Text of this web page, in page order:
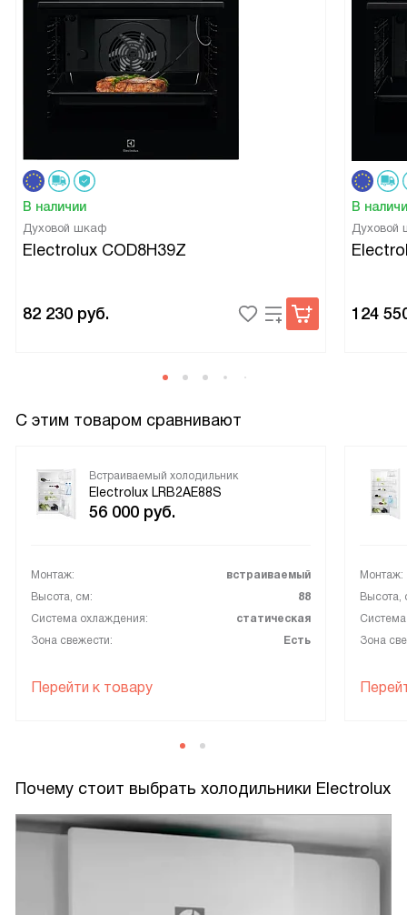
В наличии
Духовой шкаф
Electrolux COD8H39Z
82 230 руб.
В
Духовой
124
С этим товаром сравнивают
Встраиваемый холодильник
Electrolux LRB2AE88S
56 000 руб.
Монтаж:
встраиваемый
Высота, см:
88
Система охлаждения:
статическая
Зона свежести:
Есть
Перейти к товару
Монтаж:
Высота,
Зона
Почему стоит выбрать холодильники Electrolux